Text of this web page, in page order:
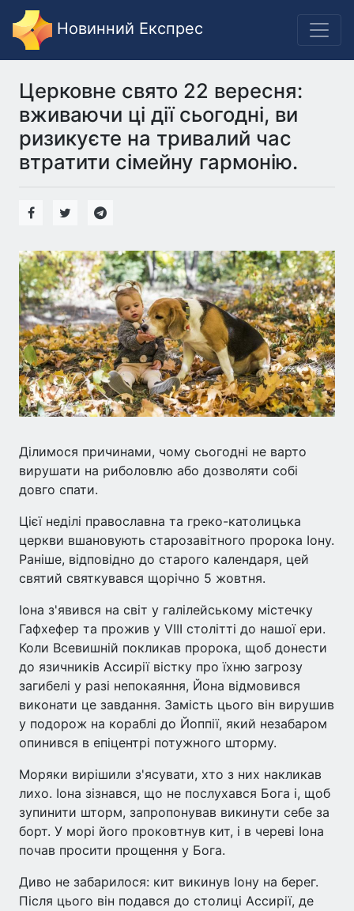
Новинний Експрес
Церковне свято 22 вересня:
вживаючи ці дії сьогодні, ви
ризикуєте на тривалий час
втратити сімейну гармонію.
Ділимося причинами, чому сьогодні не варто
вирушати на риболовлю або дозволяти собі
довго спати.
Цієї неділі православна та греко-католицька
церкви вшановують старозавітного пророка Іону.
Раніше, відповідно до старого календаря, цей
святий святкувався щорічно 5 жовтня.
Іона з'явився на світ у галілейському містечку
Гафхефер та прожив у VIII столітті до нашої ери.
Коли Всевишній покликав пророка, щоб донести
до язичників Ассирії вістку про їхню загрозу
загибелі у разі непокаяння, Йона відмовився
виконати це завдання. Замість цього він вирушив
у подорож на кораблі до Йоппії, який незабаром
опинився в епіцентрі потужного шторму.
Моряки вирішили з'ясувати, хто з них накликав
лихо. Іона зізнався, що не послухався Бога і, щоб
зупинити шторм, запропонував викинути себе за
борт. У морі його проковтнув кит, і в череві Іона
почав просити прощення у Бога.
Диво не забарилося: кит викинув Іону на берег.
Після цього він подався до столиці Ассирії, де